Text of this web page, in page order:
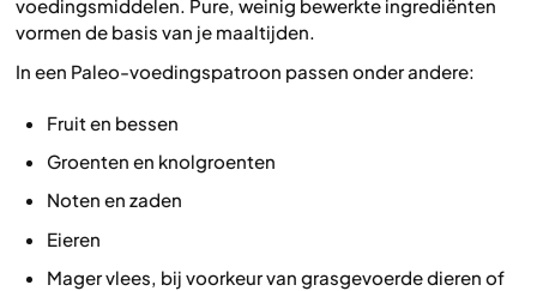
voedingsmiddelen. Pure, weinig bewerkte ingrediënten
vormen de basis van je maaltijden.
In een Paleo-voedingspatroon passen onder andere:
Fruit en bessen
Groenten en knolgroenten
Noten en zaden
Eieren
Mager vlees, bij voorkeur van grasgevoerde dieren of